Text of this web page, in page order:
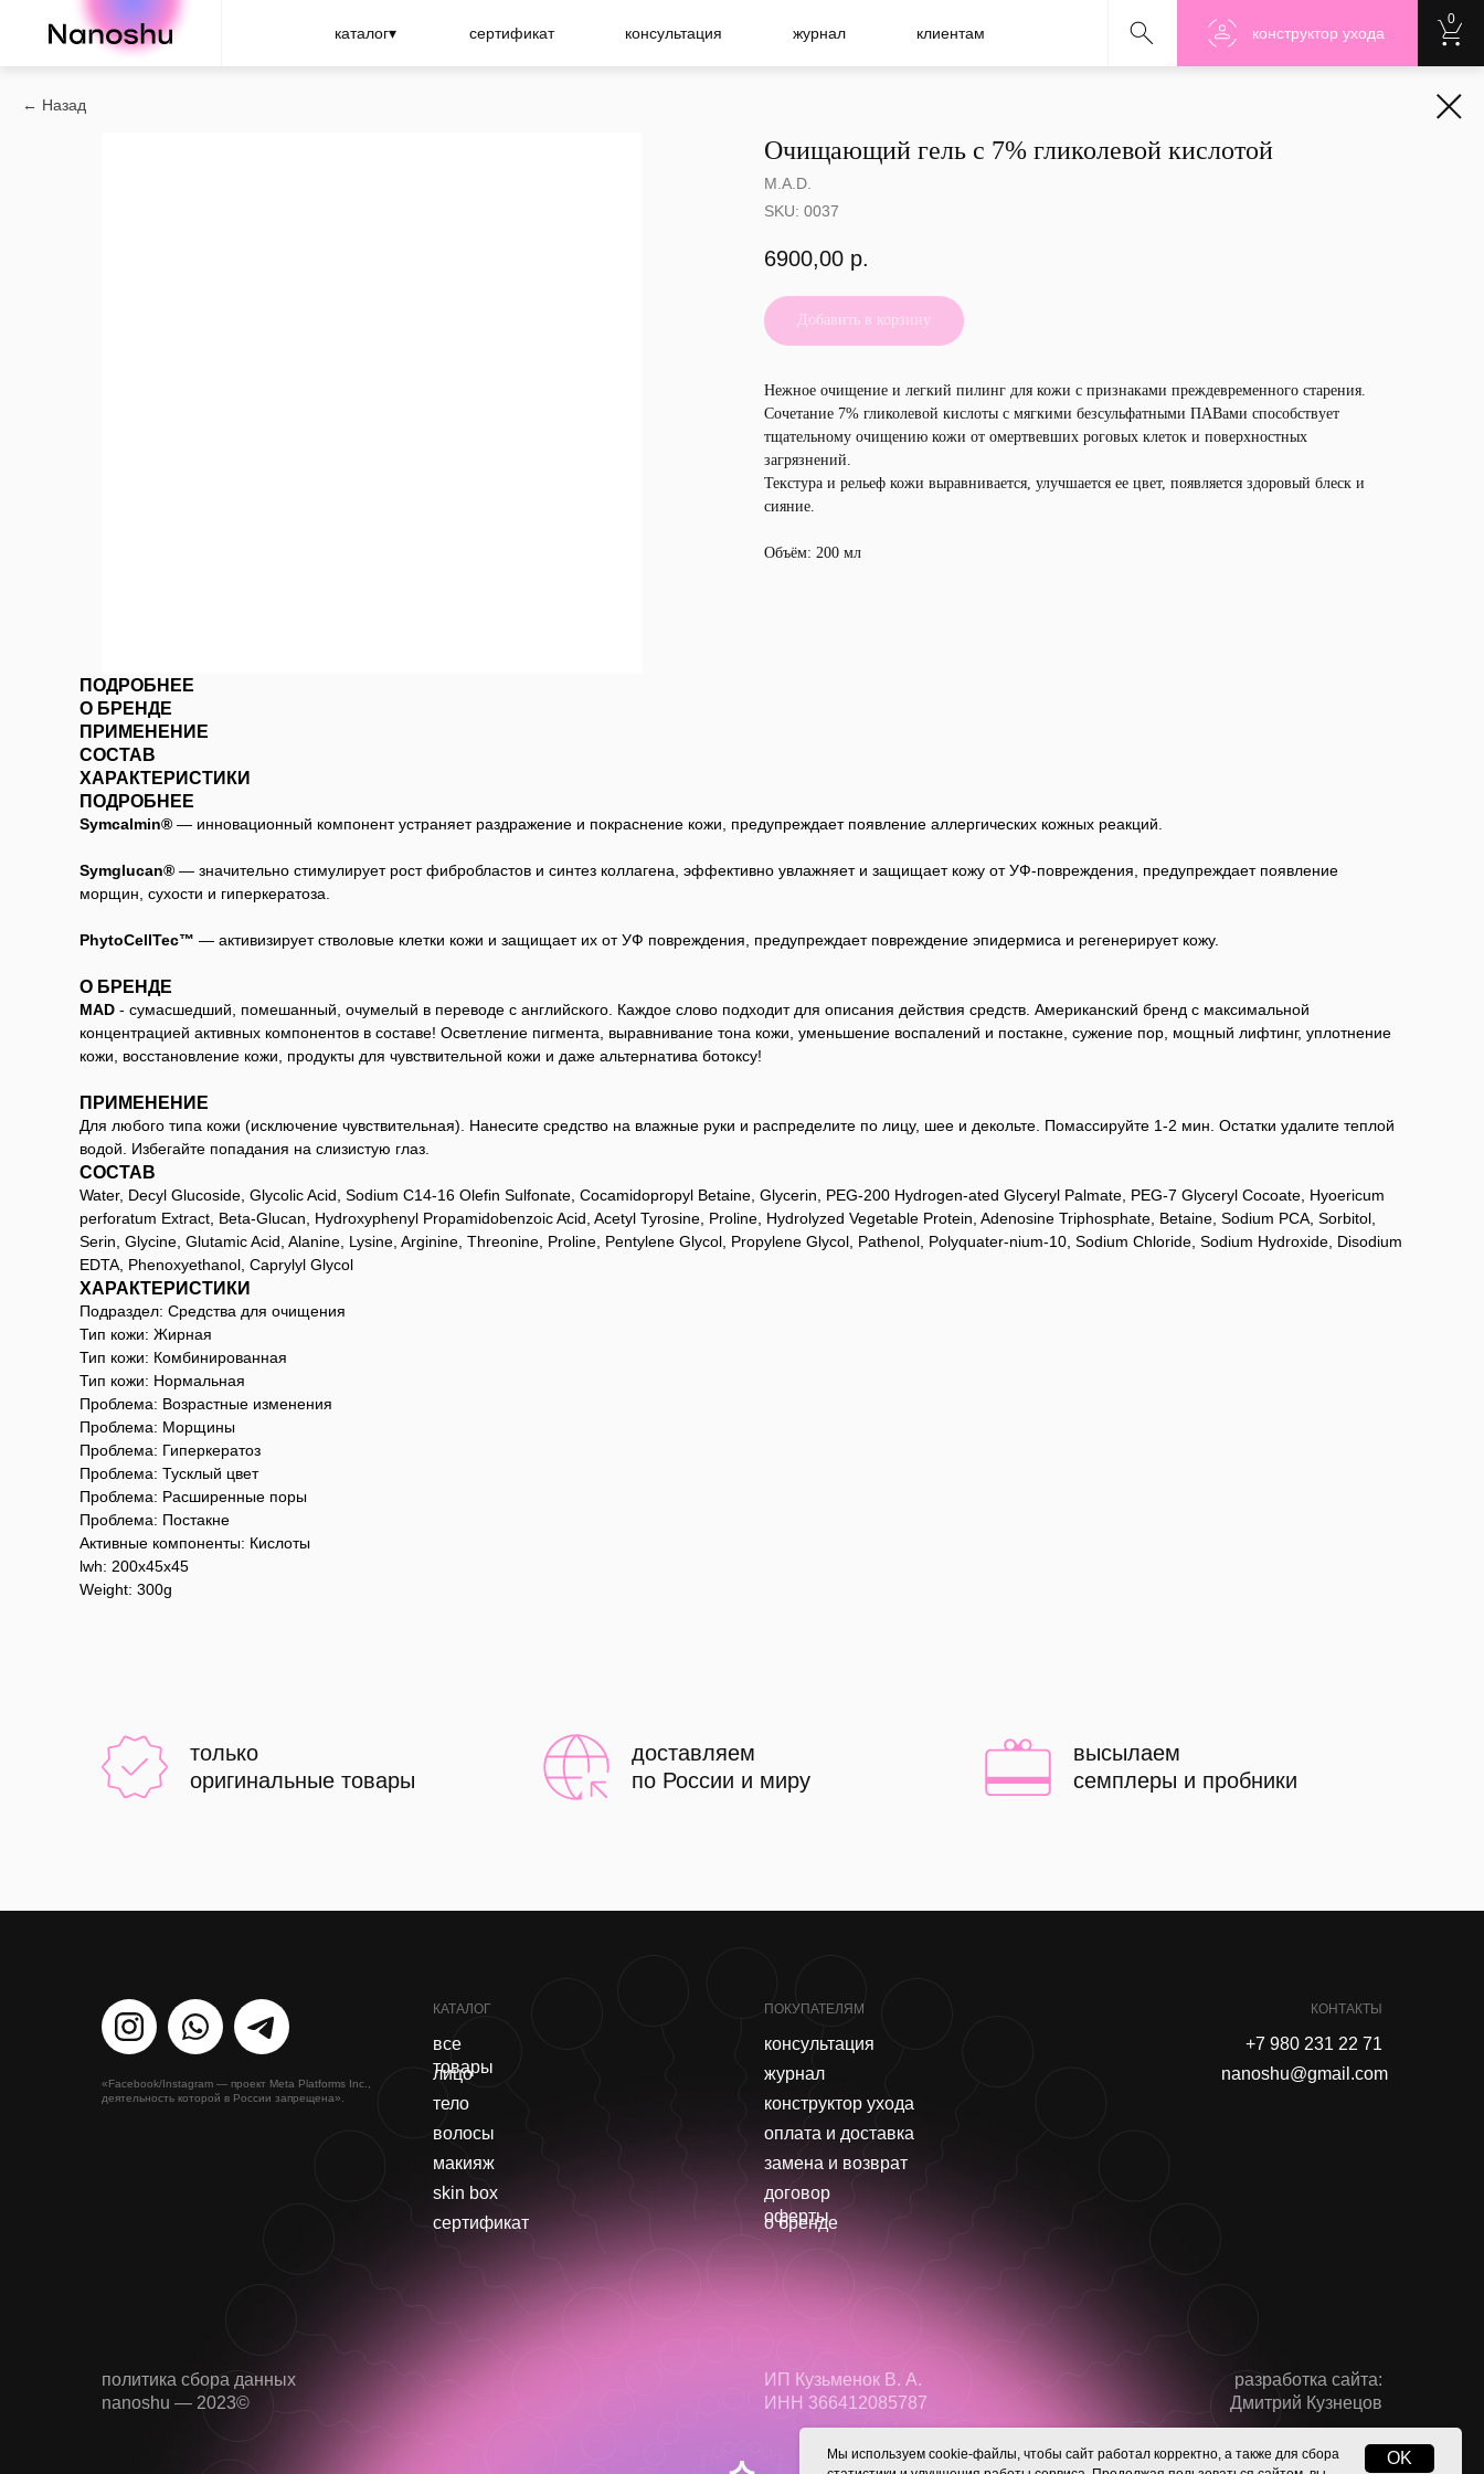
Мы используем cookie-файлы, чтобы сайт работал корректно, а также для сбора
OK
Nanoshu Nanoshu
Nanoshu
каталог▾ сертификат консультация журнал клиентам
0
конструктор ухода
Назад
Очищающий гель с 7% гликолевой кислотой
M.A.D.
SKU: 0037
6900,00 р.
Добавить в корзину
Нежное очищение и легкий пилинг для кожи с признаками преждевременного старения.
Сочетание 7% гликолевой кислоты с мягкими безсульфатными ПАВами способствует
тщательному очищению кожи от омертвевших роговых клеток и поверхностных
загрязнений.
Текстура и рельеф кожи выравнивается, улучшается ее цвет, появляется здоровый блеск и
сияние.
Объём: 200 мл
ПОДРОБНЕЕ
О БРЕНДЕ
ПРИМЕНЕНИЕ
СОСТАВ
ХАРАКТЕРИСТИКИ
ПОДРОБНЕЕ
Symcalmin® — инновационный компонент устраняет раздражение и покраснение кожи, предупреждает появление аллергических кожных реакций.
Symglucan® — значительно стимулирует рост фибробластов и синтез коллагена, эффективно увлажняет и защищает кожу от УФ-повреждения, предупреждает появление
морщин, сухости и гиперкератоза.
PhytoCellTec™ — активизирует стволовые клетки кожи и защищает их от УФ повреждения, предупреждает повреждение эпидермиса и регенерирует кожу.
О БРЕНДЕ
MAD - сумасшедший, помешанный, очумелый в переводе с английского. Каждое слово подходит для описания действия средств. Американский бренд с максимальной
концентрацией активных компонентов в составе! Осветление пигмента, выравнивание тона кожи, уменьшение воспалений и постакне, сужение пор, мощный лифтинг, уплотнение
кожи, восстановление кожи, продукты для чувствительной кожи и даже альтернатива ботоксу!
ПРИМЕНЕНИЕ
Для любого типа кожи (исключение чувствительная). Нанесите средство на влажные руки и распределите по лицу, шее и декольте. Помассируйте 1-2 мин. Остатки удалите теплой
водой. Избегайте попадания на слизистую глаз.
СОСТАВ
Water, Decyl Glucoside, Glycolic Acid, Sodium C14-16 Olefin Sulfonate, Cocamidopropyl Betaine, Glycerin, PEG-200 Hydrogen-ated Glyceryl Palmate, PEG-7 Glyceryl Cocoate, Hyoericum
perforatum Extract, Beta-Glucan, Hydroxyphenyl Propamidobenzoic Acid, Acetyl Tyrosine, Proline, Hydrolyzed Vegetable Protein, Adenosine Triphosphate, Betaine, Sodium PCA, Sorbitol,
Serin, Glycine, Glutamic Acid, Alanine, Lysine, Arginine, Threonine, Proline, Pentylene Glycol, Propylene Glycol, Pathenol, Polyquater-nium-10, Sodium Chloride, Sodium Hydroxide, Disodium
EDTA, Phenoxyethanol, Caprylyl Glycol
ХАРАКТЕРИСТИКИ
Подраздел: Cредства для очищения
Тип кожи: Жирная
Тип кожи: Комбинированная
Тип кожи: Нормальная
Проблема: Возрастные изменения
Проблема: Морщины
Проблема: Гиперкератоз
Проблема: Тусклый цвет
Проблема: Расширенные поры
Проблема: Постакне
Активные компоненты: Кислоты
lwh: 200x45x45
Weight: 300g
только
оригинальные товары
доставляем
по России и миру
высылаем
семплеры и пробники
«Facebook/Instagram — проект Meta Platforms Inc.,
деятельность которой в России запрещена».
КАТАЛОГ
все
товары
лицо
тело
волосы
макияж
skin box
сертификат
ПОКУПАТЕЛЯМ
консультация
журнал
конструктор ухода
оплата и доставка
замена и возврат
договор
оферты
о бренде
КОНТАКТЫ
+7 980 231 22 71
nanoshu@gmail.com
ИП Кузьменок В. А.
ИНН 366412085787
разработка сайта:
Дмитрий Кузнецов
политика сбора данных
nanoshu — 2023©